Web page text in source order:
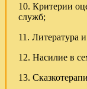
10. Критерии
служб;
11. Литература
12. Насилие в
13.